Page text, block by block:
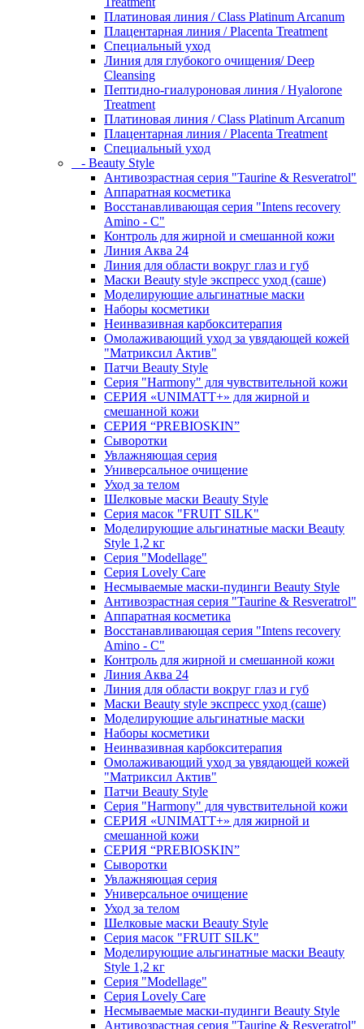
Платиновая линия / Class Platinum Arcanum
Плацентарная линия / Placenta Treatment
Специальный уход
Линия для глубокого очищения/ Deep
Cleansing
Пептидно-гиалуроновая линия / Hyalorone
Treatment
Платиновая линия / Class Platinum Arcanum
Плацентарная линия / Placenta Treatment
Специальный уход
- Beauty Style
Антивозрастная серия "Taurine & Resveratrol"
Аппаратная косметика
Восстанавливающая серия "Intens recovery
Amino - C"
Контроль для жирной и смешанной кожи
Линия Аква 24
Линия для области вокруг глаз и губ
Маски Beauty style экспресс уход (саше)
Моделирующие альгинатные маски
Наборы косметики
Неинвазивная карбокситерапия
Омолаживающий уход за увядающей кожей
"Матриксил Актив"
Патчи Beauty Style
Серия "Harmony" для чувствительной кожи
СЕРИЯ «UNIMATT+» для жирной и
смешанной кожи
СЕРИЯ “PREBIOSKIN”
Сыворотки
Увлажняющая серия
Универсальное очищение
Уход за телом
Шелковые маски Beauty Style
Серия масок "FRUIT SILK"
Моделирующие альгинатные маски Beauty
Style 1,2 кг
Серия "Modellage"
Cерия Lovely Care
Несмываемые маски-пудинги Beauty Style
Антивозрастная серия "Taurine & Resveratrol"
Аппаратная косметика
Восстанавливающая серия "Intens recovery
Amino - C"
Контроль для жирной и смешанной кожи
Линия Аква 24
Линия для области вокруг глаз и губ
Маски Beauty style экспресс уход (саше)
Моделирующие альгинатные маски
Наборы косметики
Неинвазивная карбокситерапия
Омолаживающий уход за увядающей кожей
"Матриксил Актив"
Патчи Beauty Style
Серия "Harmony" для чувствительной кожи
СЕРИЯ «UNIMATT+» для жирной и
смешанной кожи
СЕРИЯ “PREBIOSKIN”
Сыворотки
Увлажняющая серия
Универсальное очищение
Уход за телом
Шелковые маски Beauty Style
Серия масок "FRUIT SILK"
Моделирующие альгинатные маски Beauty
Style 1,2 кг
Серия "Modellage"
Cерия Lovely Care
Несмываемые маски-пудинги Beauty Style
Антивозрастная серия "Taurine & Resveratrol"